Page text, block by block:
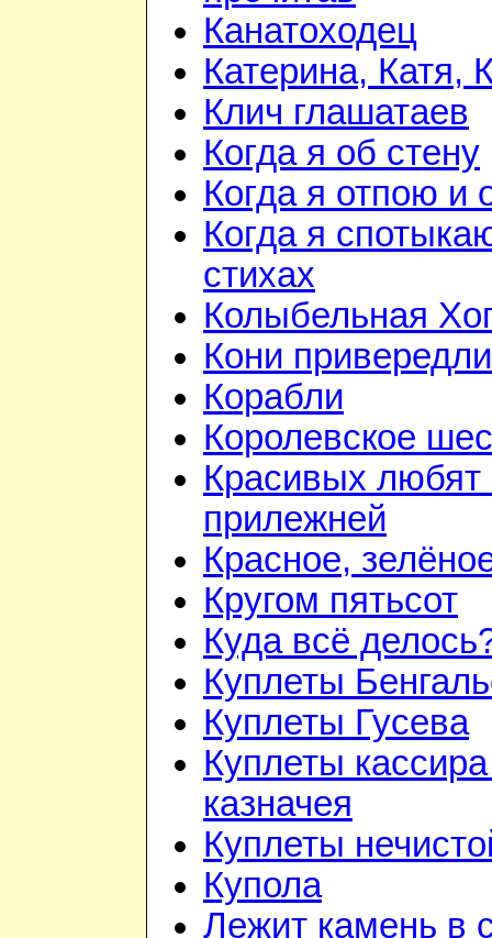
Канатоходец
Катерина, Катя,
Клич глашатаев
Когда я об стену
Когда я отпою и
Когда я
стихах
Колыбельная
Кони
Корабли
Королевское
Красивых
прилежней
Красное,
Кругом пятьсот
Куда всё
Куплеты
Куплеты Гусева
Куплеты
казначея
Куплеты
Купола
Лежит камень в